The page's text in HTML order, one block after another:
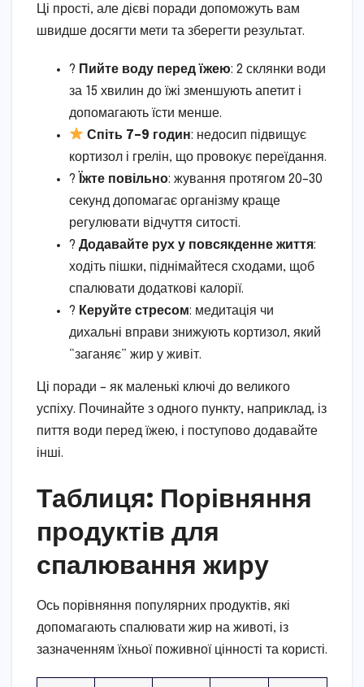
Ці прості, але дієві поради допоможуть вам
швидше досягти мети та зберегти результат.
? Пийте воду перед їжею: 2 склянки води
за 15 хвилин до їжі зменшують апетит і
допомагають їсти менше.
Спіть 7–9 годин: недосип підвищує
кортизол і грелін, що провокує переїдання.
? Їжте повільно: жування протягом 20–30
секунд допомагає організму краще
регулювати відчуття ситості.
? Додавайте рух у повсякденне життя:
ходіть пішки, піднімайтеся сходами, щоб
спалювати додаткові калорії.
? Керуйте стресом: медитація чи
дихальні вправи знижують кортизол, який
“заганяє” жир у живіт.
Ці поради – як маленькі ключі до великого
успіху. Починайте з одного пункту, наприклад, із
пиття води перед їжею, і поступово додавайте
інші.
Таблиця: Порівняння
продуктів для
спалювання жиру
Ось порівняння популярних продуктів, які
допомагають спалювати жир на животі, із
зазначенням їхньої поживної цінності та користі.